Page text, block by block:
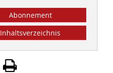
Abonnement
Inhaltsverzeichnis